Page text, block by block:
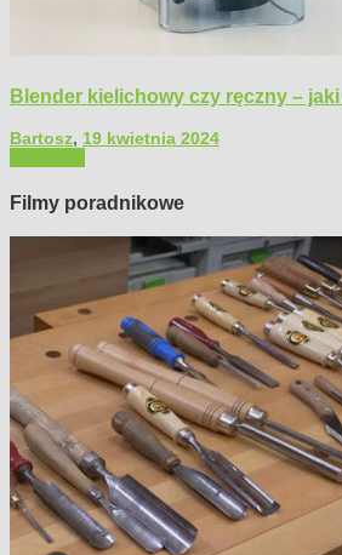
Blender kielichowy czy ręczny –
Bartosz, 19 kwietnia 2024
Filmy poradnikowe